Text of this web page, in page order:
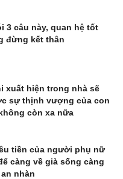
3 câu này, quan hệ tốt
đừng kết thân
xuất hiện trong nhà sẽ
sự thịnh vượng của con
còn xa nữa
tiền của người phụ nữ
càng về già sống càng
nhàn